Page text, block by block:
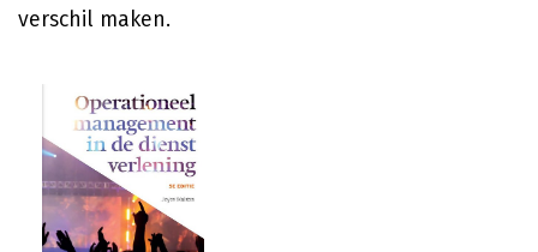
verschil maken.